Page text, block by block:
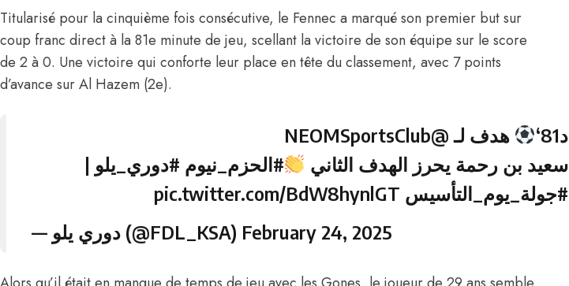
Titularisé pour la cinquième fois consécutive, le Fennec a marqué son premier but sur
coup franc direct à la 81e minute de jeu, scellant la victoire de son équipe sur le score
de 2 à 0. Une victoire qui conforte leur place en tête du classement, avec 7 points
d’avance sur Al Hazem (2e).
د81‘ هدف لـ @NEOMSportsClub
سعيد بن رحمة يحرز الهدف الثاني
#الحزم_نيوم #دوري_يلو |
#جولة_يوم_التأسيس pic.twitter.com/BdW8hynlGT
— دوري يلو (@FDL_KSA) February 24, 2025